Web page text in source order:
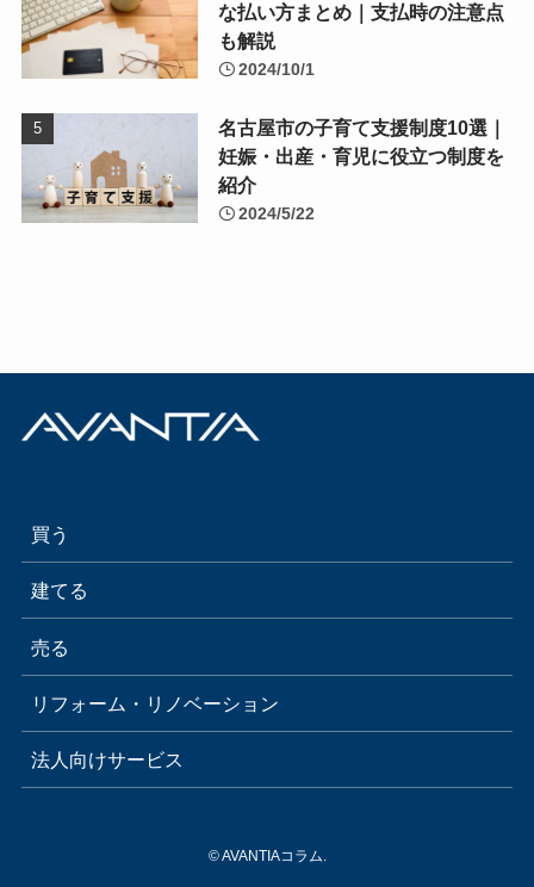
な払い方まとめ｜支払時の注意点
も解説
2024/10/1
名古屋市の子育て支援制度10選｜
妊娠・出産・育児に役立つ制度を
紹介
2024/5/22
買う
建てる
売る
リフォーム・リノベーション
法人向けサービス
©AVANTIAコラム.